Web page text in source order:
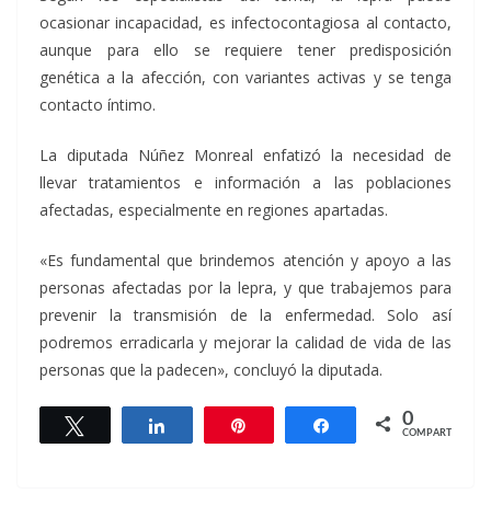
ocasionar incapacidad, es infectocontagiosa al contacto,
aunque para ello se requiere tener predisposición
genética a la afección, con variantes activas y se tenga
contacto íntimo.
La diputada Núñez Monreal enfatizó la necesidad de
llevar tratamientos e información a las poblaciones
afectadas, especialmente en regiones apartadas.
«Es fundamental que brindemos atención y apoyo a las
personas afectadas por la lepra, y que trabajemos para
prevenir la transmisión de la enfermedad. Solo así
podremos erradicarla y mejorar la calidad de vida de las
personas que la padecen», concluyó la diputada.
Twittear Compartir Compartir
0
COMPARTIR